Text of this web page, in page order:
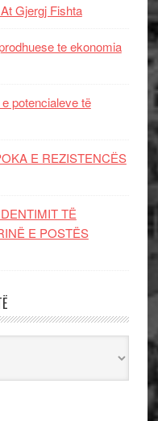
Gjergj Fishta
te ekonomia
potencialeve të
E REZISTENCЁS
TË
E POSTËS